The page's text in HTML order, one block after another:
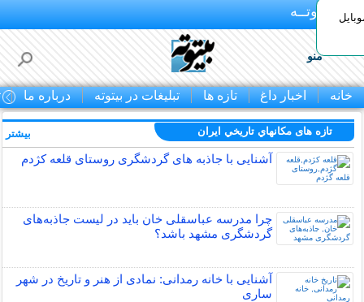
بـیتوتــه
منو
خانه اخبار داغ تازه ها تبلیغات در بیتوته درباره ما
تازه های مكانهاي تاريخي ايران
آشنایی با جاذبه های گردشگری روستای قلعه کژدم
چرا مدرسه عباسقلی خان باید در لیست جاذبه‌های
گردشگری مشهد باشد؟
آشنایی با خانه رمدانی: نمادی از هنر و تاریخ در شهر
ساری
بیشتر